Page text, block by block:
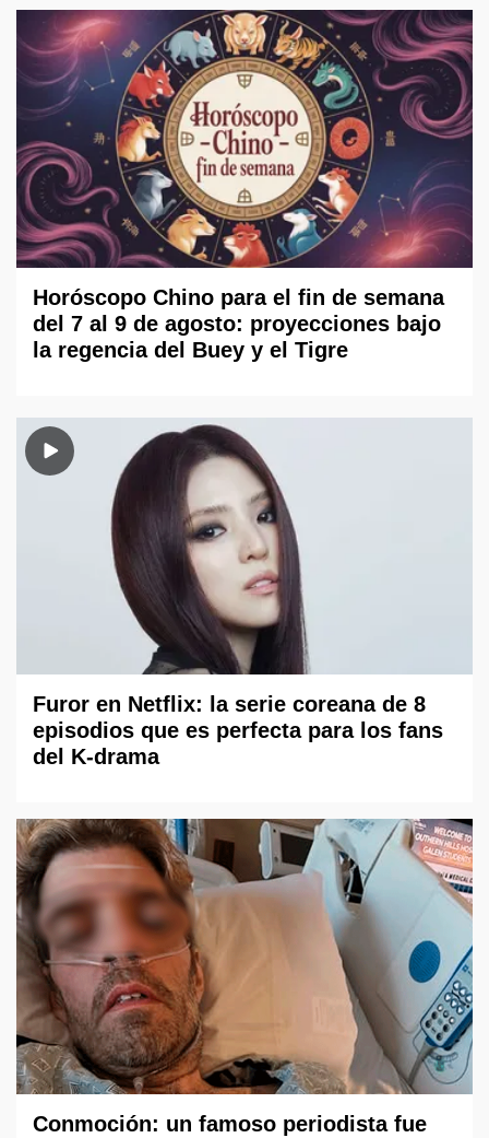
Horóscopo Chino para el fin de semana
del 7 al 9 de agosto: proyecciones bajo
la regencia del Buey y el Tigre
Furor en Netflix: la serie coreana de 8
episodios que es perfecta para los fans
del K-drama
Conmoción: un famoso periodista fue